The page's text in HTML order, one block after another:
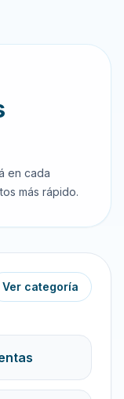
en cada
más rápido.
Ver categoría